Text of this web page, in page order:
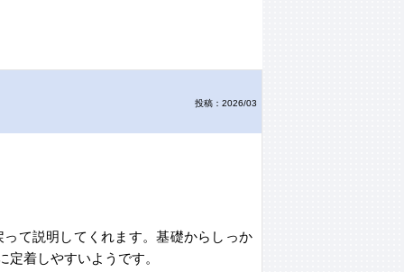
投稿：2026/03
て説明してくれます。基礎からしっか
着しやすいようです。